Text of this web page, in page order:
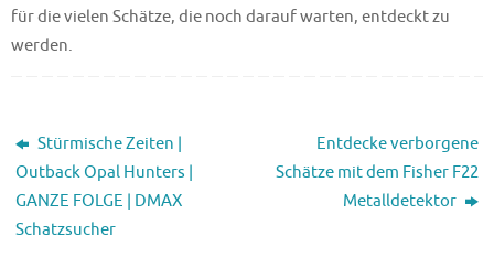
für die vielen Schätze, die noch darauf warten, entdeckt zu
werden.
Stürmische Zeiten |
Outback Opal Hunters |
GANZE FOLGE | DMAX
Schatzsucher
Entdecke verborgene
Schätze mit dem Fisher F22
Metalldetektor